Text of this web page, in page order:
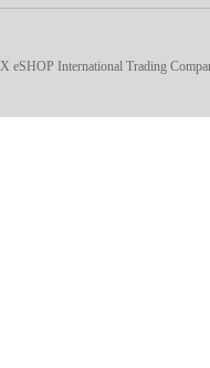
International Trading